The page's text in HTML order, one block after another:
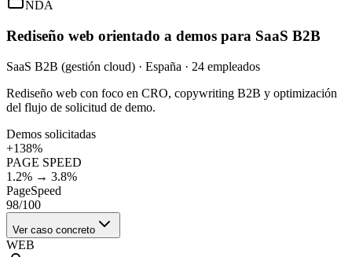
NDA
Rediseño web orientado a demos para SaaS B2B
SaaS B2B (gestión cloud) · España · 24 empleados
Rediseño web con foco en CRO, copywriting B2B y optimización
del flujo de solicitud de demo.
Demos solicitadas
+138%
PAGE SPEED
1.2% → 3.8%
PageSpeed
98/100
Ver caso concreto
WEB